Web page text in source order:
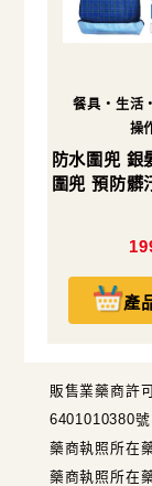
餐具・生活
操
防水圍兜 銀
圍兜 預防髒
產
販售業藥商許
6401010380號
藥商執照所在
藥商執照所在